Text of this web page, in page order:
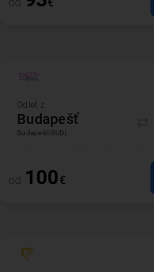
Odlet z
Budapešť
Budapešť(BUD)
od 100€